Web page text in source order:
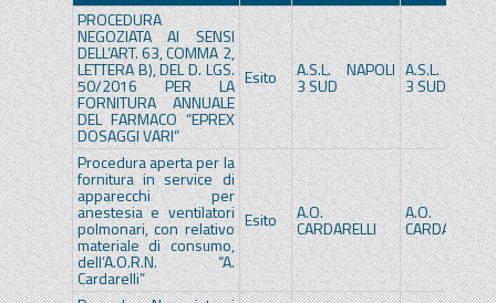
PROCEDURA
NEGOZIATA AI SENSI
DELL’ART. 63, COMMA 2,
LETTERA B), DEL D. LGS.
50/2016 PER LA
FORNITURA ANNUALE
DEL FARMACO “EPREX
DOSAGGI VARI”
Esito A.S.L. NAPOLI
3 SUD
A.S.L. NAPOLI
3 SUD
Procedura aperta per la
fornitura in service di
apparecchi per
anestesia e ventilatori
polmonari, con relativo
materiale di consumo,
dell’A.O.R.N. “A.
Cardarelli”
Esito A.O.
CARDARELLI
A.O.
CARDARELLI